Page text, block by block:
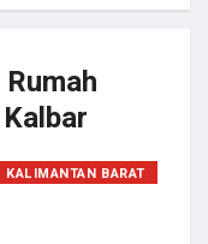
KALIMANTAN BARAT